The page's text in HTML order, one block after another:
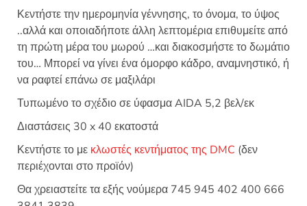
Κεντήστε την ημερομηνία γέννησης, το όνομα, το ύψος
..αλλά και οποιαδήποτε άλλη λεπτομέρια επιθυμείτε από
τη πρώτη μέρα του μωρού …και διακοσμήστε το δωμάτιο
του… Μπορεί να γίνει ένα όμορφο κάδρο, αναμνηστικό, ή
να ραφτεί επάνω σε μαξιλάρι
Τυπωμένο το σχέδιο σε ύφασμα AIDA 5,2 βελ/εκ
Διαστάσεις 30 x 40 εκατοστά
Κεντήστε το με κλωστές κεντήματος της DMC (δεν
περιέχονται στο προϊόν)
Θα χρειαστείτε τα εξής νούμερα 745 945 402 400 666